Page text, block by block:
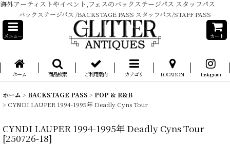
海外アーティストやイベント,フェスのバックステージパス スタッフパス
バックステージパス /BACKSTAGE PASS スタッフパス/STAFF PASS
メニュー カート
ホーム 商品検索 ご利用案内 カテゴリ LOCATION Instagram
ホーム > BACKSTAGE PASS > POP & R&B
> CYNDI LAUPER 1994-1995年 Deadly Cyns Tour
CYNDI LAUPER 1994-1995年 Deadly Cyns Tour
[250726-18]